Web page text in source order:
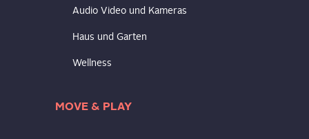
Audio Video und Kameras
Haus und Garten
Wellness
MOVE & PLAY